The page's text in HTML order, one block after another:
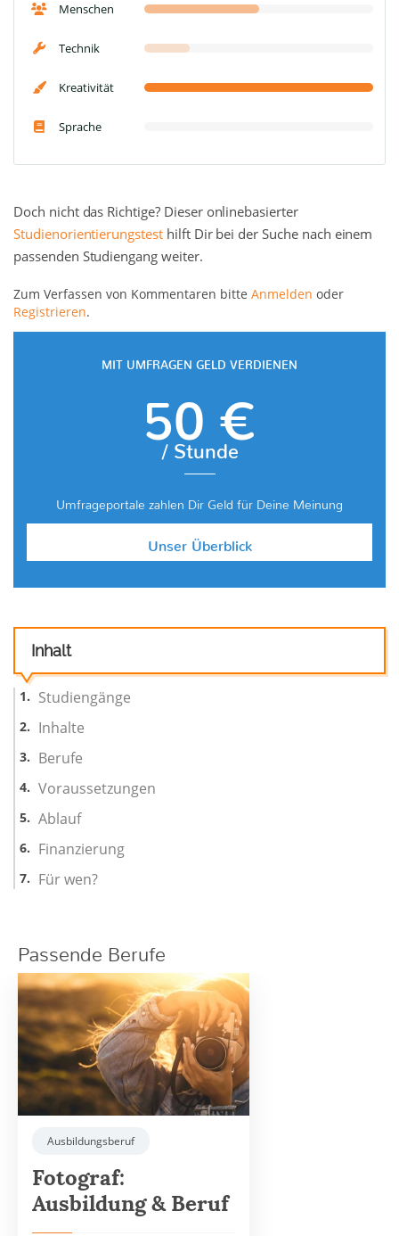
Menschen
Technik
Kreativität
Sprache
Doch nicht das Richtige? Dieser onlinebasierter
Studienorientierungstesthilft Dir bei der Suche nach einem
passenden Studiengang weiter.
Zum Verfassen von Kommentaren bitte Anmelden oder
Registrieren.
MIT UMFRAGEN GELD VERDIENEN
50 €
/ Stunde
Umfrageportale zahlen Dir Geld für Deine Meinung
Unser Überblick
Inhalt
Studiengänge
Inhalte
Berufe
Voraussetzungen
Ablauf
Finanzierung
Für wen?
Passende Berufe
Ausbildungsberuf
Fotograf:
Ausbildung & Beruf